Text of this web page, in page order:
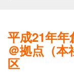
平成21年年
＠拠点（本
区